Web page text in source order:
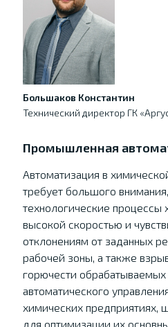
Большаков Константин
Технический директор ГК
Промышленная
Автоматизация в
требует большого
технологические процессы
высокой скоростью и
отклонениям от заданных
рабочей зоны, а также
горючести
автоматического
химических предприятиях,
для оптимизации их